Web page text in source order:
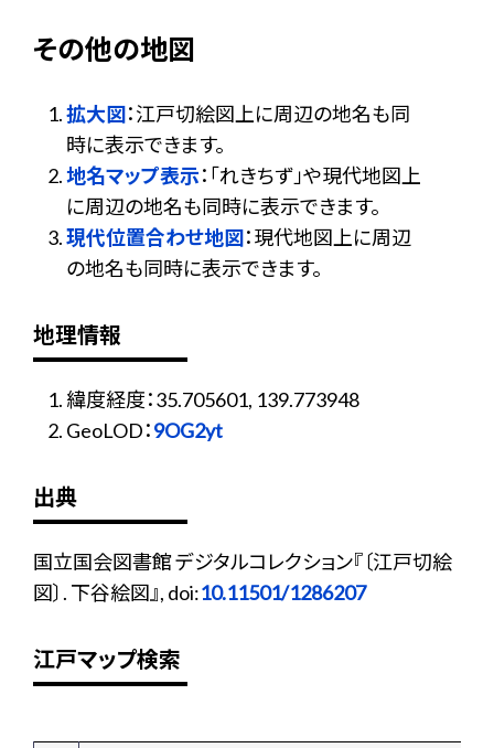
その他の地図
拡大図：江戸切絵図上に周辺の地名も同
時に表示できます。
地名マップ表示：「れきちず」や現代地図上
に周辺の地名も同時に表示できます。
現代位置合わせ地図：現代地図上に周辺
の地名も同時に表示できます。
地理情報
緯度経度：35.705601, 139.773948
GeoLOD：9OG2yt
出典
国立国会図書館 デジタルコレクション『〔江戸切絵
図〕. 下谷絵図』, doi:10.11501/1286207
江戸マップ検索